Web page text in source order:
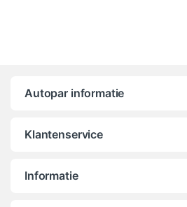
Autopar informatie
Klantenservice
Informatie